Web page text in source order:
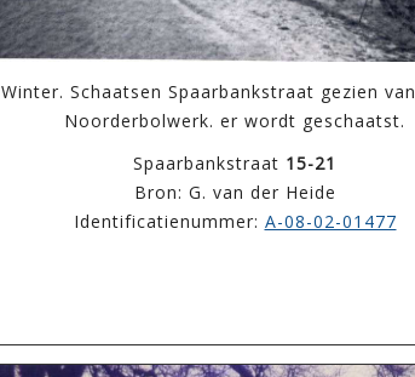
Winter. Schaatsen Spaarbankstraat gezien
Noorderbolwerk. er wordt geschaatst.
Spaarbankstraat 15-21
Bron: G. van der Heide
Identificatienummer: A-08-02-01477